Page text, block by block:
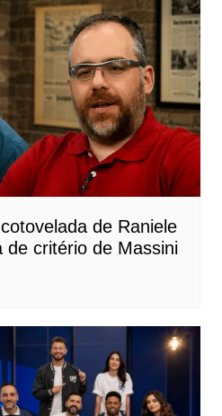
de Raniele
de critério de Massini